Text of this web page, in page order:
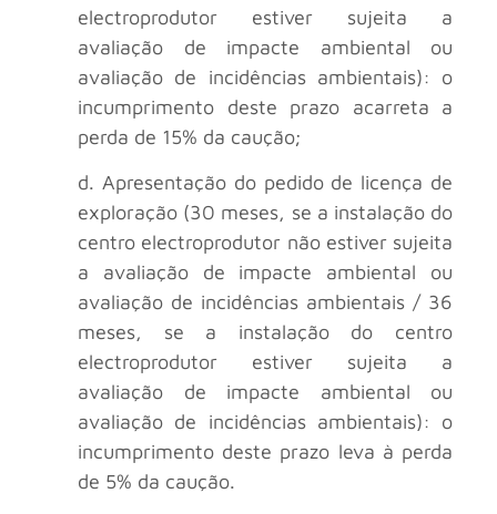
electroprodutor estiver sujeita a
avaliação de impacte ambiental ou
avaliação de incidências ambientais): o
incumprimento deste prazo acarreta a
perda de 15% da caução;
d. Apresentação do pedido de licença de
exploração (30 meses, se a instalação do
centro electroprodutor não estiver sujeita
a avaliação de impacte ambiental ou
avaliação de incidências ambientais / 36
meses, se a instalação do centro
electroprodutor estiver sujeita a
avaliação de impacte ambiental ou
avaliação de incidências ambientais): o
incumprimento deste prazo leva à perda
de 5% da caução.